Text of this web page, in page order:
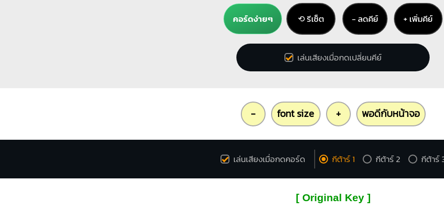
คอร์ดง่ายๆ ⟲ รีเซ็ต − ลดคีย์ + เพิ่มคีย์
เล่นเสียงเมื่อกดเปลี่ยนคีย์
- font size + พอดีกับหน้าจอ
เล่นเสียงเมื่อกดคอร์ด กีต้าร์ 1 กีต้าร์ 2 กีต้าร์
[ Original Key ]